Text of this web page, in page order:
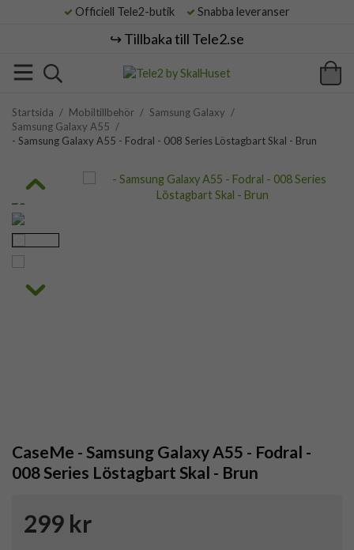
Officiell Tele2-butik Snabba leveranser
↪️ Tillbaka till Tele2.se
Startsida / Mobiltillbehör / Samsung Galaxy /
Samsung Galaxy A55 /
- Samsung Galaxy A55 - Fodral - 008 Series Löstagbart Skal - Brun
CaseMe - Samsung Galaxy A55 - Fodral -
008 Series Löstagbart Skal - Brun
299 kr